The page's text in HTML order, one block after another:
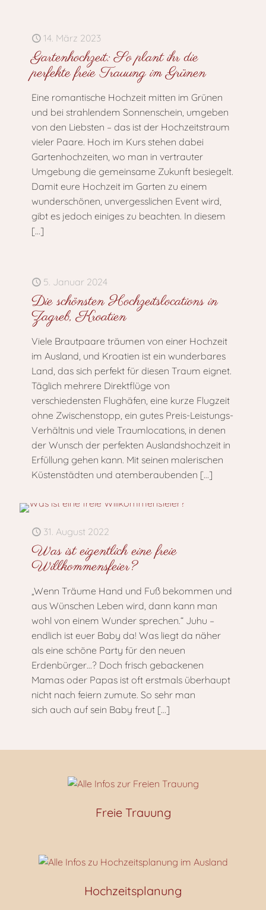
14. März 2023
Gartenhochzeit: So plant ihr die
perfekte freie Trauung im Grünen
Eine romantische Hochzeit mitten im Grünen
und bei strahlendem Sonnenschein, umgeben
von den Liebsten – das ist der Hochzeitstraum
vieler Paare. Hoch im Kurs stehen dabei
Gartenhochzeiten, wo man in vertrauter
Umgebung die gemeinsame Zukunft besiegelt.
Damit eure Hochzeit im Garten zu einem
wunderschönen, unvergesslichen Event wird,
gibt es jedoch einiges zu beachten. In diesem
[…]
5. Januar 2024
Die schönsten Hochzeitslocations in
Zagreb, Kroatien
Viele Brautpaare träumen von einer Hochzeit
im Ausland, und Kroatien ist ein wunderbares
Land, das sich perfekt für diesen Traum eignet.
Täglich mehrere Direktflüge von
verschiedensten Flughäfen, eine kurze Flugzeit
ohne Zwischenstopp, ein gutes Preis-Leistungs-
Verhältnis und viele Traumlocations, in denen
der Wunsch der perfekten Auslandshochzeit in
Erfüllung gehen kann. Mit seinen malerischen
Küstenstädten und atemberaubenden […]
31. August 2022
Was ist eigentlich eine freie
Willkommensfeier?
„Wenn Träume Hand und Fuß bekommen und
aus Wünschen Leben wird, dann kann man
wohl von einem Wunder sprechen.“ Juhu –
endlich ist euer Baby da! Was liegt da näher
als eine schöne Party für den neuen
Erdenbürger…? Doch frisch gebackenen
Mamas oder Papas ist oft erstmals überhaupt
nicht nach feiern zumute. So sehr man
sich auch auf sein Baby freut […]
Freie Trauung
Hochzeitsplanung